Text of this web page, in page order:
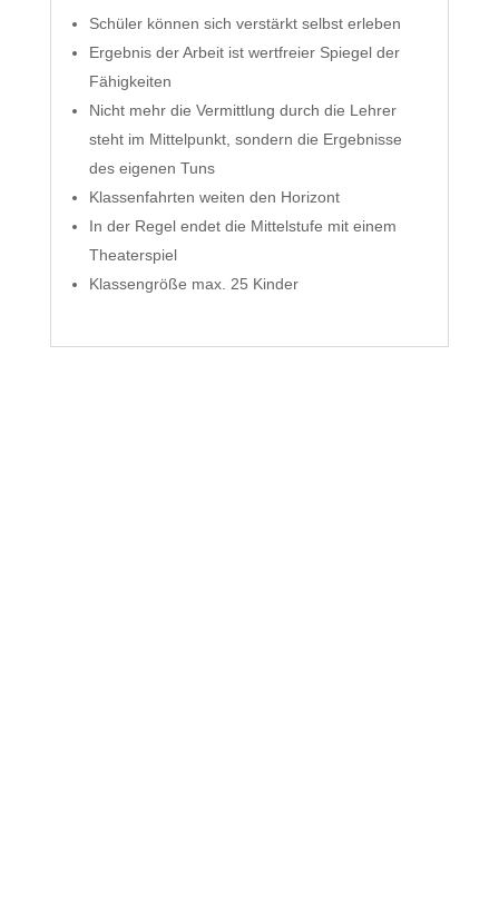
Schüler können sich verstärkt selbst erleben
Ergebnis der Arbeit ist wertfreier Spiegel der
Fähigkeiten
Nicht mehr die Vermittlung durch die Lehrer
steht im Mittelpunkt, sondern die Ergebnisse
des eigenen Tuns
Klassenfahrten weiten den Horizont
In der Regel endet die Mittelstufe mit einem
Theaterspiel
Klassengröße max. 25 Kinder